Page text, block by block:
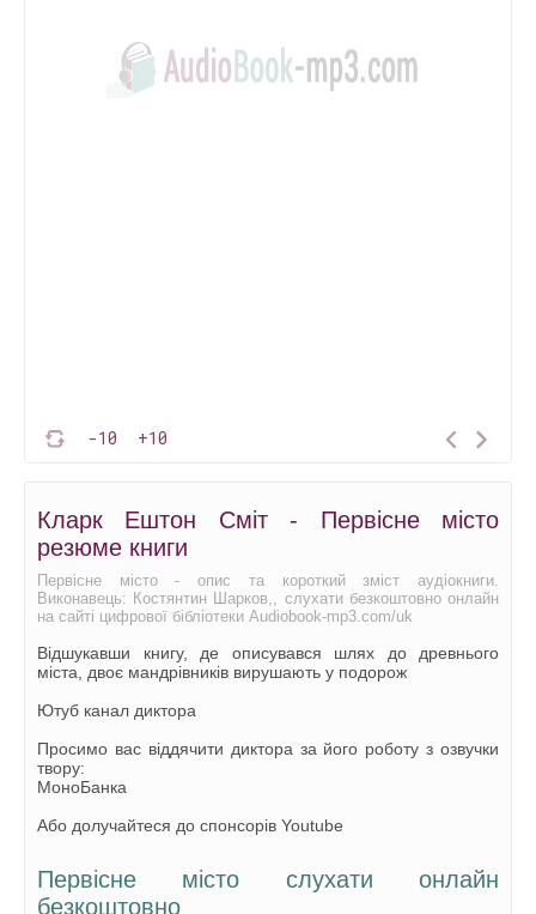
-10 +10
Кларк Ештон Сміт - Первісне місто
резюме книги
Первісне місто - опис та короткий зміст аудіокниги.
Виконавець: Костянтин Шарков,, слухати безкоштовно онлайн
на сайті цифрової бібліотеки Audiobook-mp3.com/uk
Відшукавши книгу, де описувався шлях до древнього
міста, двоє мандрівників вирушають у подорож
Ютуб канал диктора
Просимо вас віддячити диктора за його роботу з озвучки
твору:
МоноБанка
Або долучайтеся до спонсорів Youtube
Первісне місто слухати онлайн
безкоштовно